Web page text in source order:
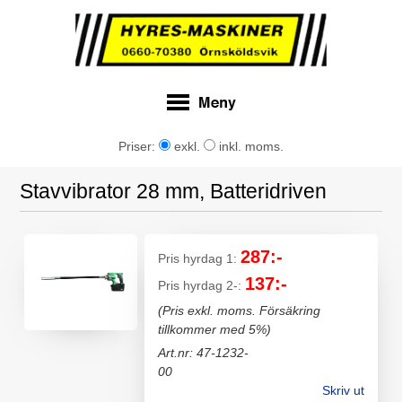
Priser: exkl. inkl. moms.
Stavvibrator 28 mm, Batteridriven
Pris hyrdag 1:287:-
Pris hyrdag 2-: 137:-
(Pris exkl. moms. Försäkring
tillkommer med 5%)
Art.nr: 47-1232-
00
Skriv ut